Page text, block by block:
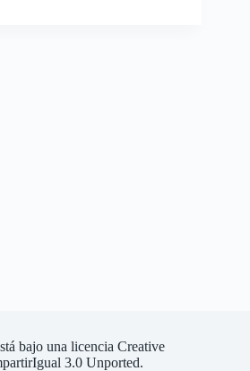
bajo una licencia Creative
3.0 Unported.